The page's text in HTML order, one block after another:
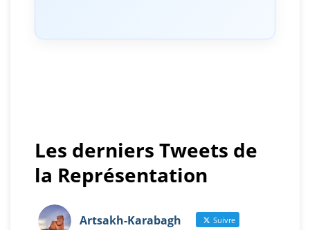
Les derniers Tweets de
la Représentation
Artsakh-Karabagh Suivre